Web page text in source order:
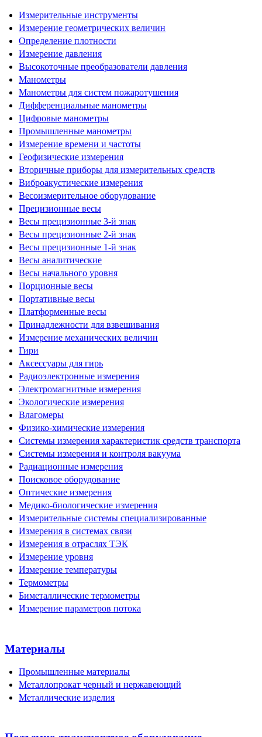
Измерительные инструменты
Измерение геометрических величин
Определение плотности
Измерение давления
Высокоточные преобразователи давления
Манометры
Манометры для систем пожаротушения
Дифференциальные манометры
Цифровые манометры
Промышленные манометры
Измерение времени и частоты
Геофизические измерения
Вторичные приборы для измерительных средств
Виброакустические измерения
Весоизмерительное оборудование
Прецизионные весы
Весы прецизионные 3-й знак
Весы прецизионные 2-й знак
Весы прецизионные 1-й знак
Весы аналитические
Весы начального уровня
Порционные весы
Портативные весы
Платформенные весы
Принадлежности для взвешивания
Измерение механических величин
Гири
Аксессуары для гирь
Радиоэлектронные измерения
Электромагнитные измерения
Экологические измерения
Влагомеры
Физико-химические измерения
Системы измерения характеристик средств транспорта
Системы измерения и контроля вакуума
Радиационные измерения
Поисковое оборудование
Оптические измерения
Медико-биологические измерения
Измерительные системы специализированные
Измерения в системах связи
Измерения в отраслях ТЭК
Измерение уровня
Измерение температуры
Термометры
Биметаллические термометры
Измерение параметров потока
Материалы
Промышленные материалы
Металлопрокат черный и нержавеющий
Металлические изделия